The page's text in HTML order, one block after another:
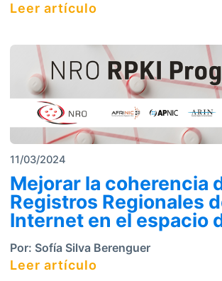
Leer artículo
11/03/2024
Mejorar la coherencia
Registros Regionales
Internet en el espacio
Por: Sofía Silva Berenguer
Leer artículo